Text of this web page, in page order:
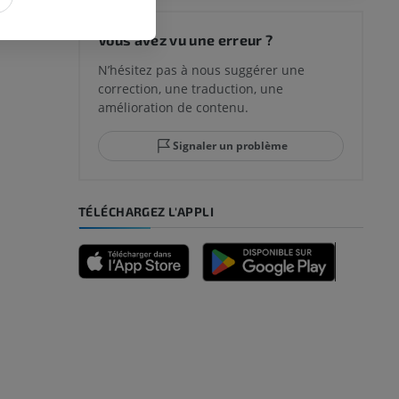
genou
Vous avez vu une erreur ?
N’hésitez pas à nous suggérer une
correction, une traduction, une
amélioration de contenu.
Signaler un problème
TÉLÉCHARGEZ L'APPLI